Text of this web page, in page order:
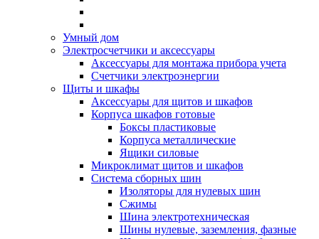
Умный дом
Электросчетчики и аксессуары
Аксессуары для монтажа прибора учета
Счетчики электроэнергии
Щиты и шкафы
Аксессуары для щитов и шкафов
Корпуса шкафов готовые
Боксы пластиковые
Корпуса металлические
Ящики силовые
Микроклимат щитов и шкафов
Система сборных шин
Изоляторы для нулевых шин
Сжимы
Шина электротехническая
Шины нулевые, заземления, фазные